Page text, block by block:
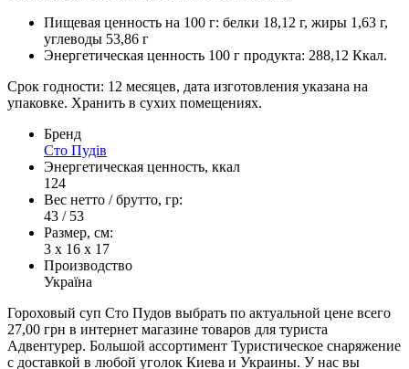
Пищевая ценность на 100 г: белки 18,12 г, жиры 1,63 г,
углеводы 53,86 г
Энергетическая ценность 100 г продукта: 288,12 Ккал.
Срок годности: 12 месяцев, дата изготовления указана на
упаковке. Хранить в сухих помещениях.
Бренд
Сто Пудів
Энергетическая ценность, ккал
124
Вес нетто / брутто, гр:
43 / 53
Размер, см:
3 х 16 x 17
Производство
Україна
Гороховый суп Сто Пудов выбрать по актуальной цене всего
27,00 грн в интернет магазине товаров для туриста
Адвентурер. Большой ассортимент Туристическое снаряжение
с доставкой в любой уголок Киева и Украины. У нас вы